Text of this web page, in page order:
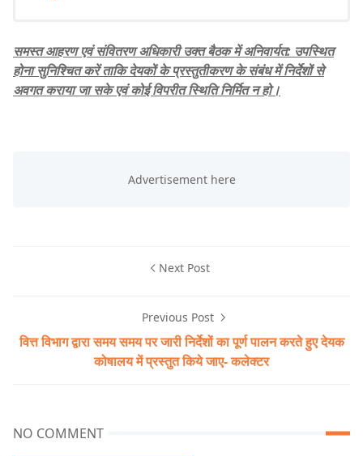
समस्त आहरण एवं संवितरण अधिकारी उक्त बैठक में अनिवार्यत: उपस्थित
होना सुनिश्चित करें ताकि देयकों के प्रस्तुतीकरण के संबंध में निर्देशों से
अवगत कराया जा सके एवं कोई विपरीत स्थिति निर्मित न हो।
Next Post
Previous Post
वित्त विभाग द्वारा समय समय पर जारी निर्देशों का पूर्ण पालन करते हुए देयक
कोषालय में प्रस्तुत किये जाए- कलेक्टर
NO COMMENT